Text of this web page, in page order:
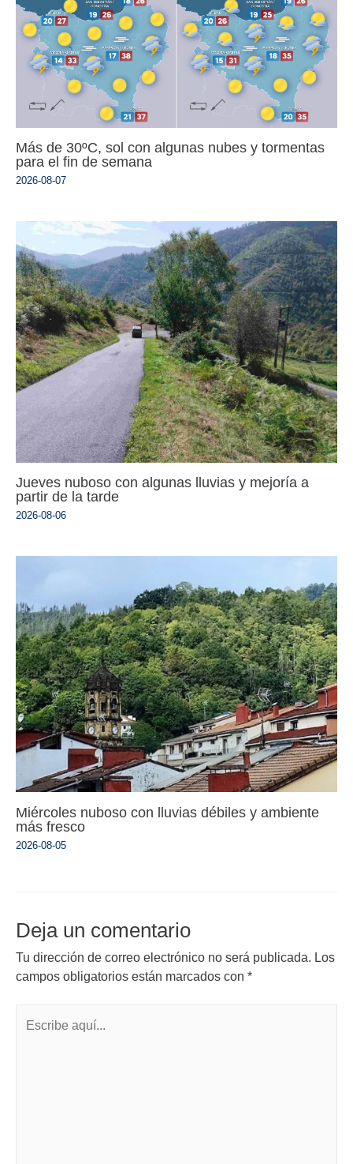
Más de 30ºC, sol con algunas nubes y tormentas
para el fin de semana
2026-08-07
Jueves nuboso con algunas lluvias y mejoría a
partir de la tarde
2026-08-06
Miércoles nuboso con lluvias débiles y ambiente
más fresco
2026-08-05
Deja un comentario
Tu dirección de correo electrónico no será publicada. Los
campos obligatorios están marcados con *